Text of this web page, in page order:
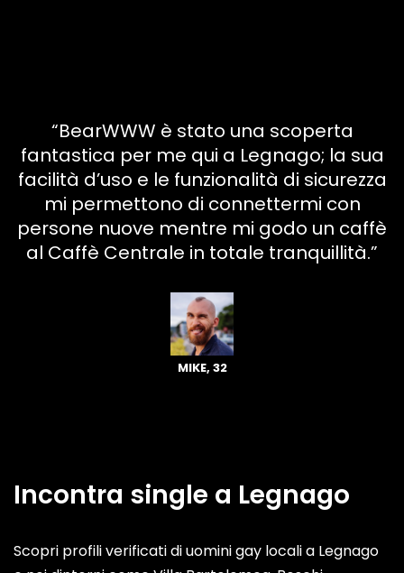
“BearWWW è stato una scoperta
fantastica per me qui a Legnago; la sua
facilità d’uso e le funzionalità di sicurezza
mi permettono di connettermi con
persone nuove mentre mi godo un caffè
al Caffè Centrale in totale tranquillità.”
MIKE, 32
Incontra single a Legnago
Scopri profili verificati di uomini gay locali a Legnago